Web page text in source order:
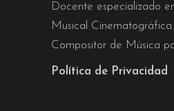
Docente especializado
Musical Cinematográfica.
Compositor de Música
Política de Privacidad